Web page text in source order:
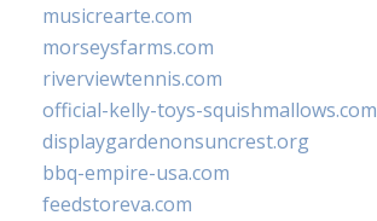
musicrearte.com
morseysfarms.com
riverviewtennis.com
official-kelly-toys-squishmallows.com
displaygardenonsuncrest.org
bbq-empire-usa.com
feedstoreva.com